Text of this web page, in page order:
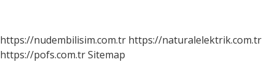
https://nudembilisim.com.tr https://naturalelektrik.com.tr
https://pofs.com.trSitemap